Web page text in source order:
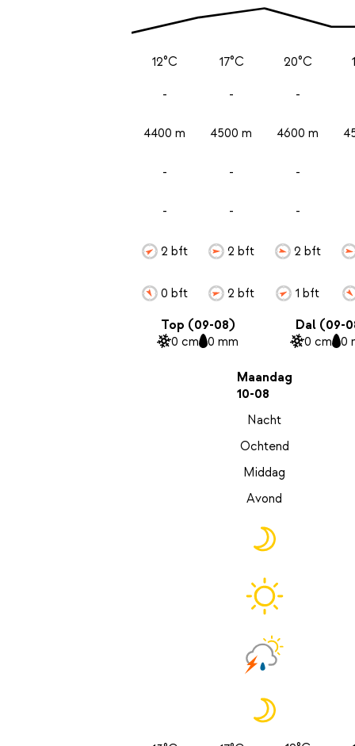
12°C
-
4400 m
-
-
2 bft
0 bft
17°C
-
4500 m
-
-
2 bft
2 bft
20°C
-
4600 m
-
-
2 bft
1 bft
Top (09-08)
0 cm 0 mm
Dal (09-
0 cm 0
Maandag
10-08
Nacht
Ochtend
Middag
Avond